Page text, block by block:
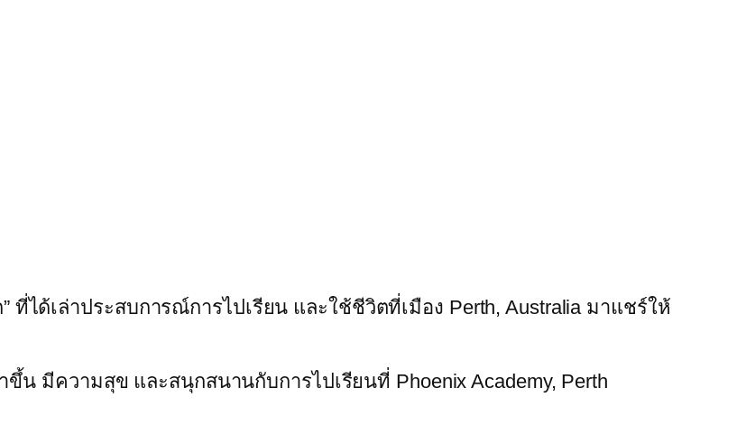
ได้เล่าประสบการณ์การไปเรียน และใช้ชีวิตที่เมือง Perth, Australia มาแชร์ให้
มีความสุข และสนุกสนานกับการไปเรียนที่ Phoenix Academy, Perth